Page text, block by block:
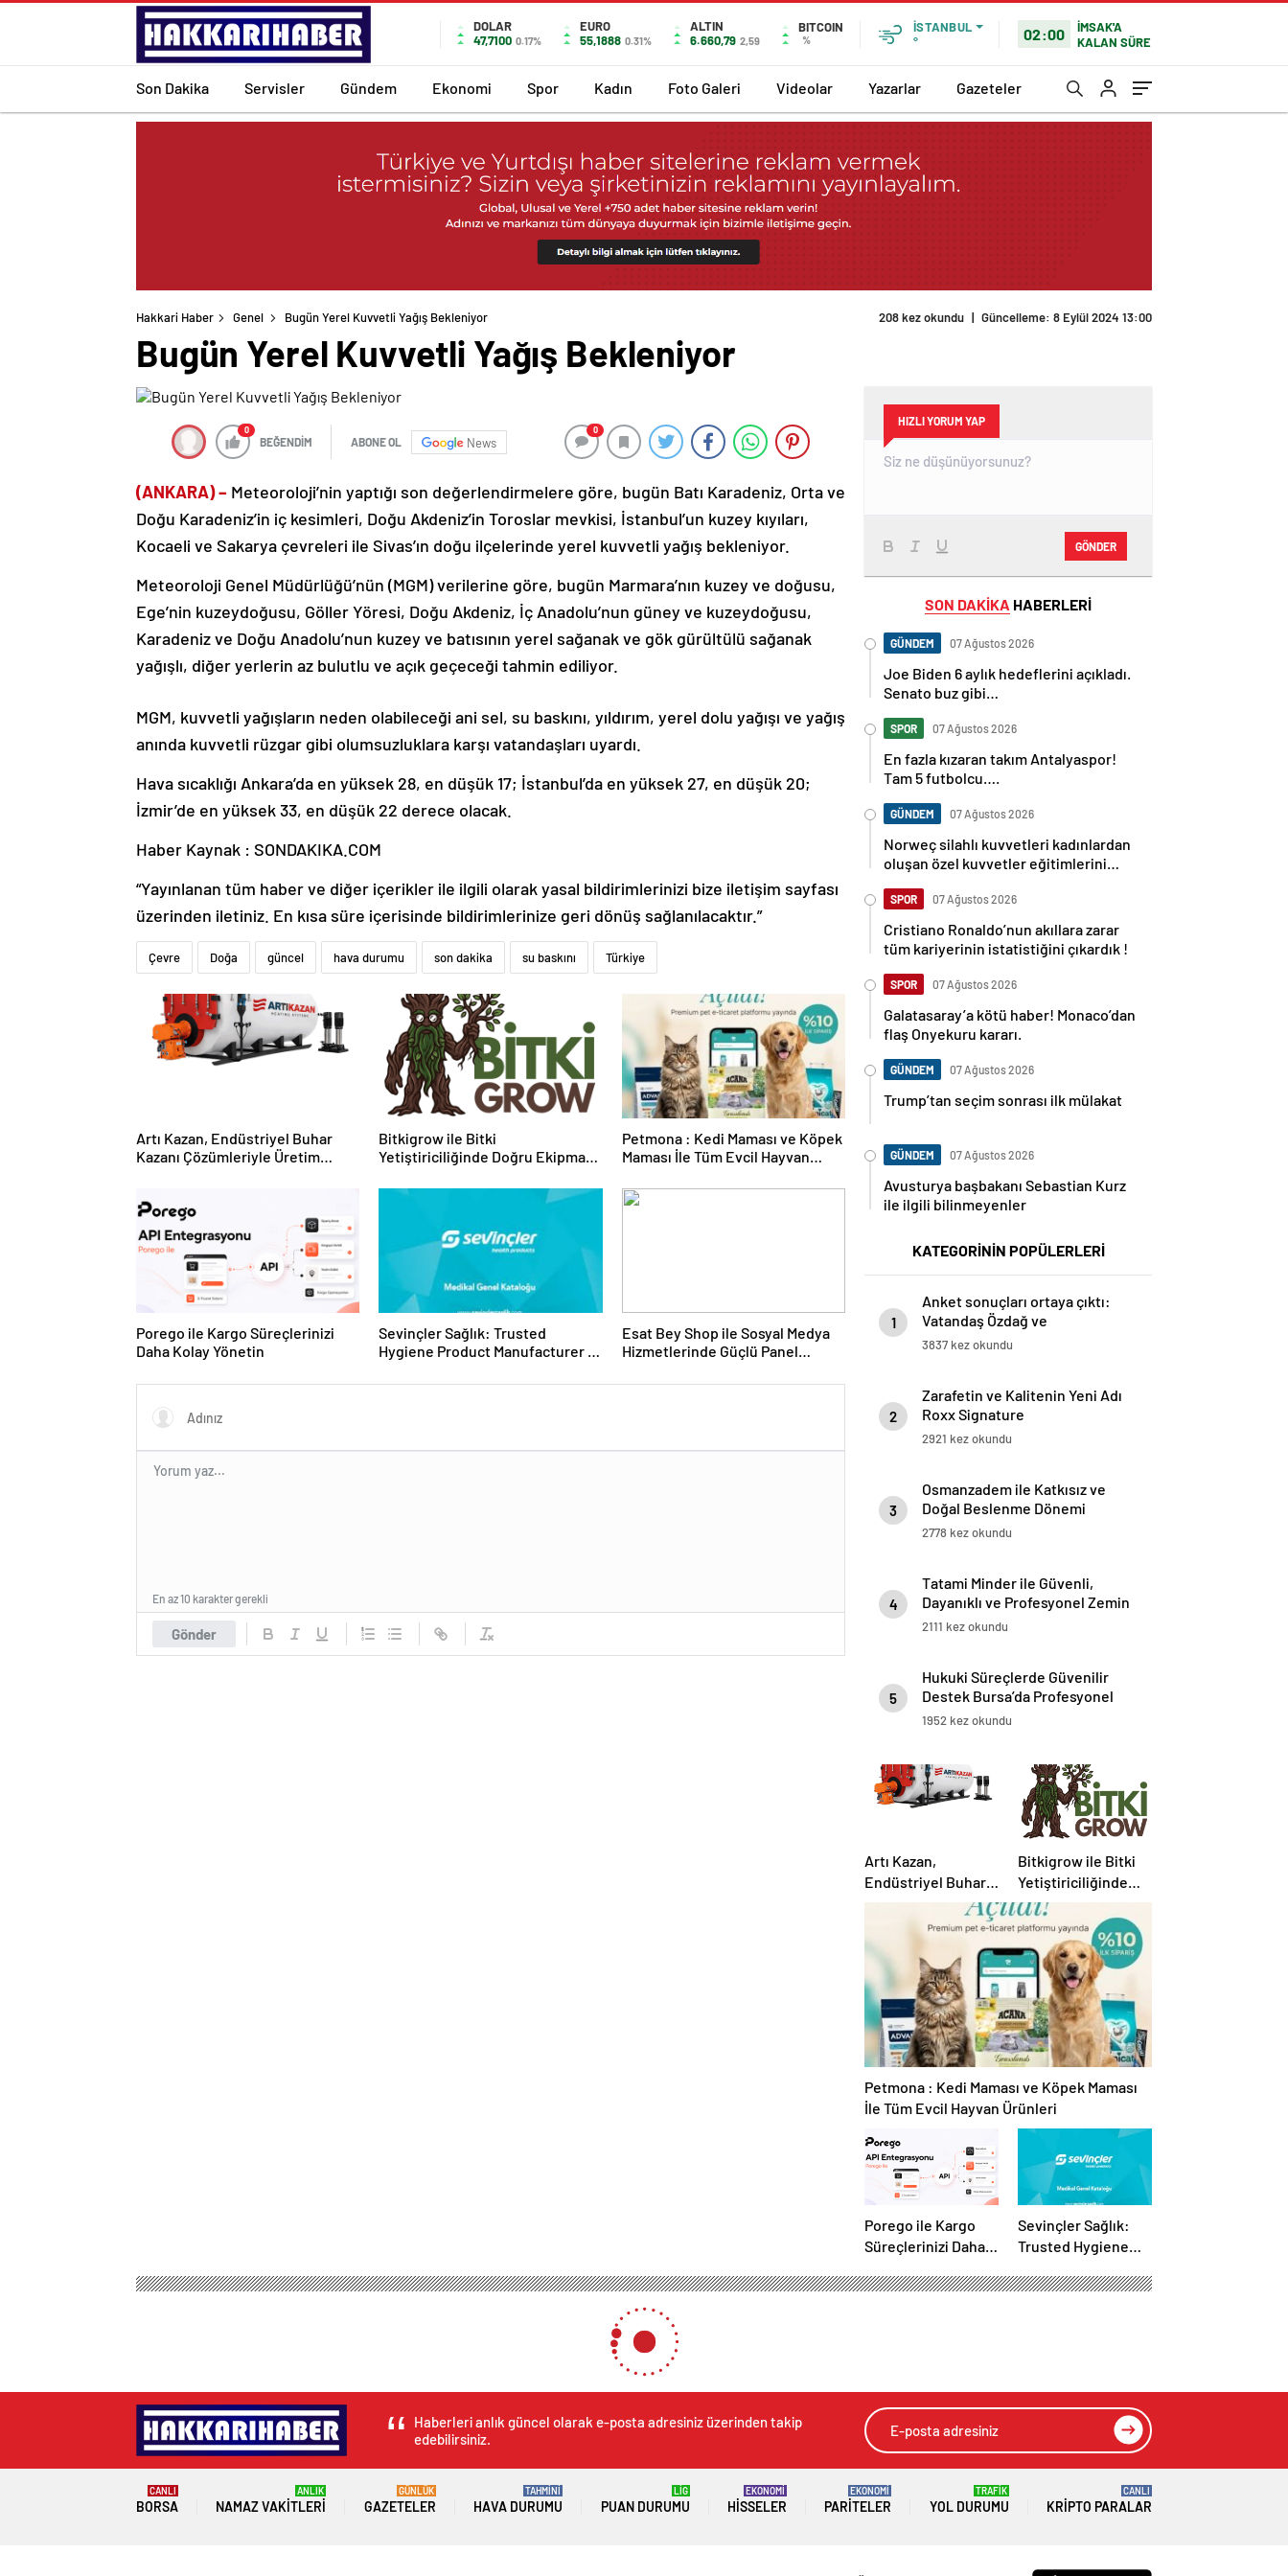
DOLAR
47,7100 0.17%
EURO
55,1888 0.31%
ALTIN
6.660,79 2,59
BITCOIN
%
İSTANBUL
°
02:00
İMSAK'A
KALAN SÜRE
Son Dakika Servisler Gündem Ekonomi Spor Kadın Foto Galeri Videolar Yazarlar Gazeteler
Hakkari Haber Genel Bugün Yerel Kuvvetli Yağış Bekleniyor 208 kez okundu | Güncelleme: 8 Eylül 2024 13:00
Bugün Yerel Kuvvetli Yağış Bekleniyor
0
BEĞENDİM ABONE OL News
0
(ANKARA) – Meteoroloji’nin yaptığı son değerlendirmelere göre, bugün Batı Karadeniz, Orta ve
Doğu Karadeniz’in iç kesimleri, Doğu Akdeniz’in Toroslar mevkisi, İstanbul’un kuzey kıyıları,
Kocaeli ve Sakarya çevreleri ile Sivas’ın doğu ilçelerinde yerel kuvvetli yağış bekleniyor.
Meteoroloji Genel Müdürlüğü’nün (MGM) verilerine göre, bugün Marmara’nın kuzey ve doğusu,
Ege’nin kuzeydoğusu, Göller Yöresi, Doğu Akdeniz, İç Anadolu’nun güney ve kuzeydoğusu,
Karadeniz ve Doğu Anadolu’nun kuzey ve batısının yerel sağanak ve gök gürültülü sağanak
yağışlı, diğer yerlerin az bulutlu ve açık geçeceği tahmin ediliyor.
MGM, kuvvetli yağışların neden olabileceği ani sel, su baskını, yıldırım, yerel dolu yağışı ve yağış
anında kuvvetli rüzgar gibi olumsuzluklara karşı vatandaşları uyardı.
Hava sıcaklığı Ankara’da en yüksek 28, en düşük 17; İstanbul’da en yüksek 27, en düşük 20;
İzmir’de en yüksek 33, en düşük 22 derece olacak.
Haber Kaynak : SONDAKIKA.COM
“Yayınlanan tüm haber ve diğer içerikler ile ilgili olarak yasal bildirimlerinizi bize iletişim sayfası
üzerinden iletiniz. En kısa süre içerisinde bildirimlerinize geri dönüş sağlanılacaktır.”
Çevre Doğa güncel hava durumu son dakika su baskını Türkiye
Artı Kazan, Endüstriyel Buhar
Kazanı Çözümleriyle Üretim
Bitkigrow ile Bitki
Yetiştiriciliğinde Doğru Ekipman
Petmona : Kedi Maması ve Köpek
Maması İle Tüm Evcil Hayvan
Porego ile Kargo Süreçlerinizi
Daha Kolay Yönetin
Sevinçler Sağlık: Trusted
Hygiene Product Manufacturer in
Esat Bey Shop ile Sosyal Medya
Hizmetlerinde Güçlü Panel
Gönder
En az 10 karakter gerekli
HIZLI YORUM YAP
GÖNDER
SON DAKİKA HABERLERİ
GÜNDEM 07 Ağustos 2026
Joe Biden 6 aylık hedeflerini açıkladı.
Senato buz gibi…
SPOR 07 Ağustos 2026
En fazla kızaran takım Antalyaspor!
Tam 5 futbolcu….
GÜNDEM 07 Ağustos 2026
Norweç silahlı kuvvetleri kadınlardan
oluşan özel kuvvetler eğitimlerini
SPOR 07 Ağustos 2026
Cristiano Ronaldo’nun akıllara zarar
tüm kariyerinin istatistiğini çıkardık !
SPOR 07 Ağustos 2026
Galatasaray’a kötü haber! Monaco’dan
flaş Onyekuru kararı.
GÜNDEM 07 Ağustos 2026
Trump’tan seçim sonrası ilk mülakat
GÜNDEM 07 Ağustos 2026
Avusturya başbakanı Sebastian Kurz
ile ilgili bilinmeyenler
KATEGORİNİN POPÜLERLERİ
1
Anket sonuçları ortaya çıktı:
Vatandaş Özdağ ve
İmamoğlu’nun tutuklanmasını
3837 kez okundu
2
Zarafetin ve Kalitenin Yeni Adı
Roxx Signature
2921 kez okundu
3
Osmanzadem ile Katkısız ve
Doğal Beslenme Dönemi
2778 kez okundu
4
Tatami Minder ile Güvenli,
Dayanıklı ve Profesyonel Zemin
Çözümleri
2111 kez okundu
5
Hukuki Süreçlerde Güvenilir
Destek Bursa’da Profesyonel
Avukatlık Hizmeti
1952 kez okundu
Artı Kazan,
Endüstriyel Buhar
Kazanı
Çözümleriyle
Üretim Tesislerine
Verimli Sistemler
Sunuyor
Bitkigrow ile Bitki
Yetiştiriciliğinde
Doğru Ekipman ve
Ürün Seçimi
Petmona : Kedi Maması ve Köpek Maması
İle Tüm Evcil Hayvan Ürünleri
Porego ile Kargo
Süreçlerinizi Daha
Sevinçler Sağlık:
Trusted Hygiene
Manufacturer in
Haberleri anlık güncel olarak e-posta adresiniz üzerinden takip
edebilirsiniz.
BORSA
CANLI
NAMAZ VAKITLERI
ANLIK
GAZETELER
GÜNLÜK
HAVA DURUMU
TAHMİNİ
PUAN DURUMU
LİG
HISSELER
EKONOMİ
PARITELER
EKONOMİ
YOL DURUMU
TRAFİK
KRIPTO PARALAR
CANLI